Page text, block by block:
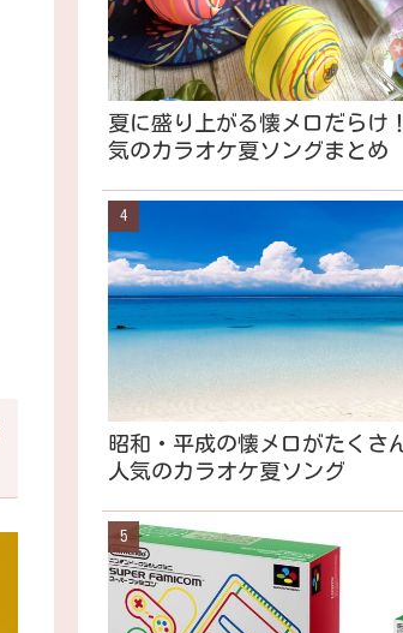
夏に盛り上がる懐メロだらけ
気のカラオケ夏ソングまとめ
昭和・平成の懐メロがたくさ
人気のカラオケ夏ソング